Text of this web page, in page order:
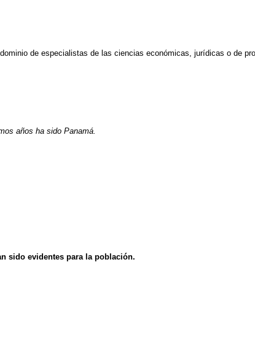
de especialistas de las ciencias económicas, jurídicas o de
años ha sido Panamá.
sido evidentes para la población.